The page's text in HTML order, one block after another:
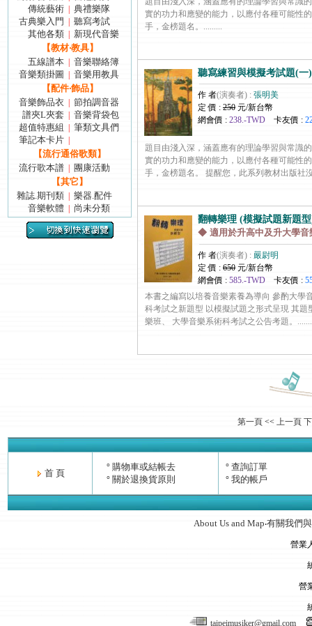
傳統藝術
典禮樂隊
古典樂入門
聽寫考試
其他各類
新現代音樂
【教材‧教具】
五線譜本
音樂聯絡簿
音樂類掛圖
音樂用教具
【配件‧飾品】
音樂飾品衣
節拍調音器
譜夾L夾套
音樂背袋包
超值特惠組
筆類文具們
筆記本卡片
【流行通俗歌類】
流行歌本譜
團康活動
【其它】
雜誌.期刊類
樂器.配件
音樂軟體
尚未分類
實的功力和應變的能力，以應付各種可能性
手，金榜題名。.........
聽寫練習與模擬考試題(一
作 者(演奏者) : 張明美
定 價 : 250 元/新台幣
網會價 : 238.-TWD 卡友價 :
題目由淺入深，涵蓋應有的理論學習與常識
實的功力和應變的能力，以應付各種可能性
手，金榜題名。 提醒您，此系列教材出版社
翻轉樂理 (模擬試題新題
◆ 適用於升高中及升大學音
作 者(演奏者) : 嚴尉明
定 價 : 650 元/新台幣
網會價 : 585.-TWD 卡友價 :
本書之編寫以培養音樂素養為導向 參酌大學
科考試之新題型 以模擬試題之形式呈現 其題
樂班、 大學音樂系術科考試之公告考題。
第一頁<< 上一頁
首 頁
° 購物車或結帳去
° 關於退換貨原則
° 查詢訂單
° 我的帳戶
About Us and Map‧有關我們
營業
營
taipeimusiker@gmail.com